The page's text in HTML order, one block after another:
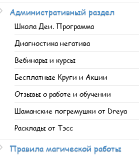
Административный раздел
Школа Деи. Программа
Диагностика негатива
Вебинары и курсы
Бесплатные Круги и Акции
Отзывы о работе и обучении
Шаманские погремушки от Dreya
Расклады от Тэсс
Правила магической работы